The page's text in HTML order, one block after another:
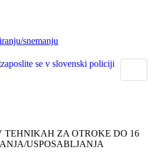
snemanju
TEHNIKAH ZA OTROKE DO 16
USPOSABLJANJA